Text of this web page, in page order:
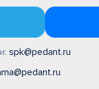
spk@pedant.ru